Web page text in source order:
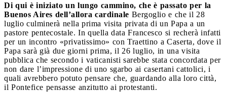
Di qui è iniziato un lungo cammino, che è passato per la
Buenos Aires dell’allora cardinale Bergoglio e che il 28
luglio culminerà nella prima visita privata di un Papa a un
pastore pentecostale. In quella data Francesco si recherà infatti
per un incontro «privatissimo» con Traettino a Caserta, dove il
Papa sarà già due giorni prima, il 26 luglio, in una visita
pubblica che secondo i vaticanisti sarebbe stata concordata per
non dare l’impressione di uno sgarbo ai casertani cattolici, i
quali avrebbero potuto pensare che, guardando alla loro città,
il Pontefice pensasse anzitutto ai protestanti.